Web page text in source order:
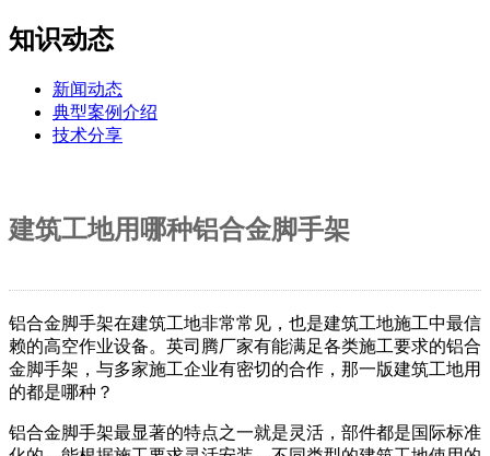
知识动态
新闻动态
典型案例介绍
技术分享
建筑工地用哪种铝合金脚手架
铝合金脚手架在建筑工地非常常见，也是建筑工地施工中最信
赖的高空作业设备。英司腾厂家有能满足各类施工要求的铝合
金脚手架，与多家施工企业有密切的合作，那一版建筑工地用
的都是哪种？
铝合金脚手架最显著的特点之一就是灵活，部件都是国际标准